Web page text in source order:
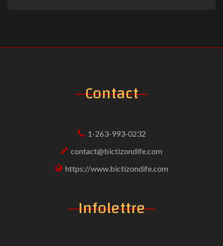
Contact
1-263-993-0232
contact@bictizondife.com
https://www.bictizondife.com
Infolettre